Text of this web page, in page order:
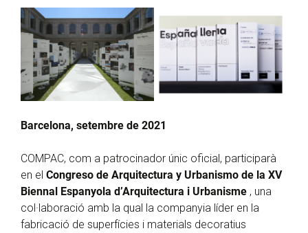
Barcelona, setembre de 2021
COMPAC, com a patrocinador únic oficial, participarà
en el Congreso de Arquitectura y Urbanismo de la XV
Biennal Espanyola d’Arquitectura i Urbanisme , una
col·laboració amb la qual la companyia líder en la
fabricació de superfícies i materials decoratius